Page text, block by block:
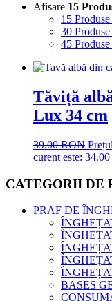
Afisare 15
15
30
45
Tăviță
Lux 34 cm
39.00RON
curent este:
CATEGORII DE
PRAF DE
BASES